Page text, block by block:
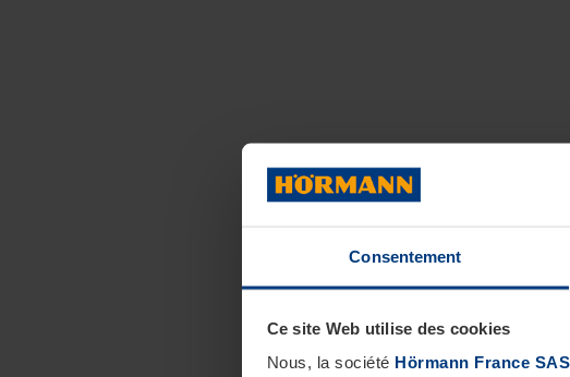
Consentement
Ce site Web utilise des cookies
Nous, la société Hörmann France SAS